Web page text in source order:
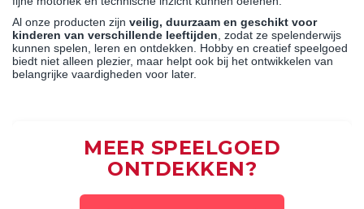
Al onze producten zijn veilig, duurzaam en geschikt voor
kinderen van verschillende leeftijden, zodat ze spelenderwijs
kunnen spelen, leren en ontdekken. Hobby en creatief speelgoed
biedt niet alleen plezier, maar helpt ook bij het ontwikkelen van
belangrijke vaardigheden voor later.
MEER SPEELGOED
ONTDEKKEN?